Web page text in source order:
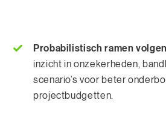
Probabilistisch ramen
inzicht in onzekerheden,
scenario’s voor beter
projectbudgetten.